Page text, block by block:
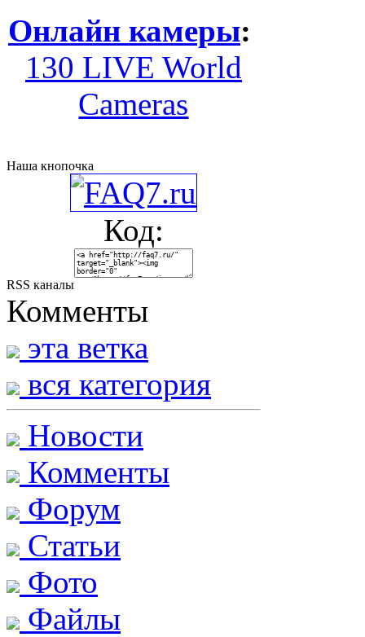
Онлайн камеры:
130 LIVE World
Cameras
Наша кнопочка
Код:
RSS каналы
Комменты
эта ветка
вся категория
Новости
Комменты
Форум
Статьи
Фото
Файлы